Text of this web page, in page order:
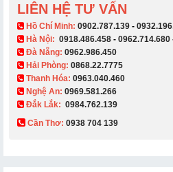
LIÊN HỆ TƯ VẤN
​ Hồ Chí Minh: 0902.787.139 -
Hà Nội: 0918.486.458 - 0962.714.680
Đà Nẵng: 0962.986.450
Hải Phòng: 0868.22.7775
Thanh Hóa: 0963.040.460
Nghệ An: 0969.581.266
Đắk Lắk: 0984.762.139
Cần Thơ: 0938 704 139​